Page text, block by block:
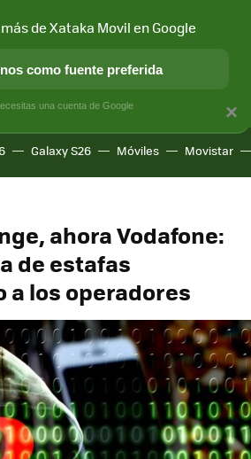
Y SOCIEDAD APLICACIONES
Galaxy S26 Móviles Movistar
ahora Vodafone:
de estafas
a los operadores
×
de Xataka Movil en Google
como fuente preferida
una cuenta de Google